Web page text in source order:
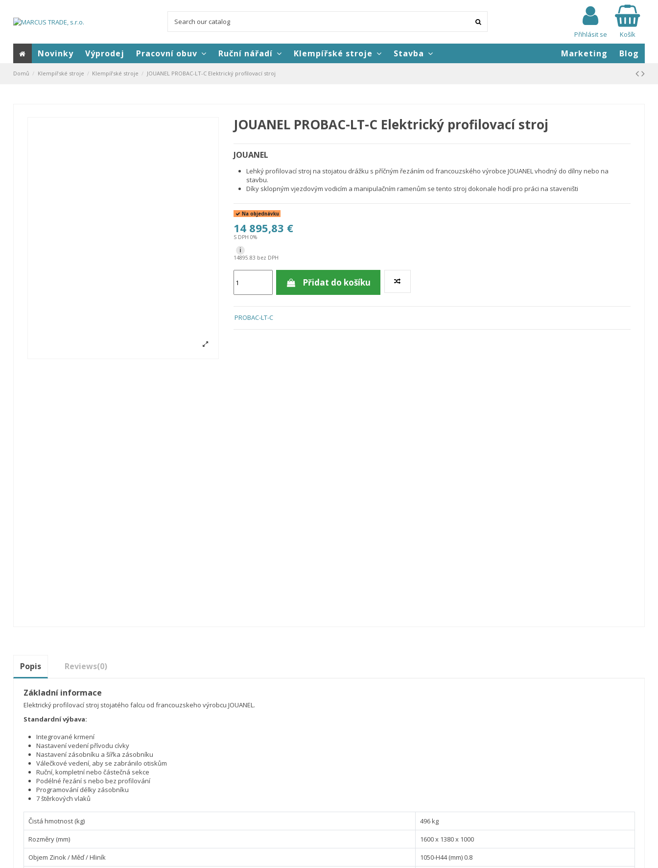
Přihlásit se Košík
Novinky Výprodej Pracovní obuv Ruční nářadí Klempířské stroje Stavba Blog
Marketing
Domů Klempířské stroje Klempířské stroje JOUANEL PROBAC-LT-C Elektrický profilovací stroj
JOUANEL PROBAC-LT-C Elektrický profilovací stroj
JOUANEL
Lehký profilovací stroj na stojatou drážku s příčným řezáním od francouzského výrobce JOUANEL vhodný do dílny nebo na
stavbu.
Díky sklopným vjezdovým vodicím a manipulačním ramenům se tento stroj dokonale hodí pro práci na staveništi
Na objednávku
14 895,83 €
S DPH 0%
i
14895.83 bez DPH
Přidat do košíku
PROBAC-LT-C
Popis Reviews(0)
Základní informace
Elektrický profilovací stroj stojatého falcu od francouzskeho výrobcu JOUANEL.
Standardní výbava:
Integrované krmení
Nastavení vedení přívodu cívky
Nastavení zásobníku a šířka zásobníku
Válečkové vedení, aby se zabránilo otiskům
Ruční, kompletní nebo částečná sekce
Podélné řezání s nebo bez profilování
Programování délky zásobníku
7 štěrkových vlaků
Čistá hmotnost (kg) 496 kg
Rozměry (mm) 1600 x 1380 x 1000
Objem Zinok / Měď / Hliník 1050-H44 (mm) 0.8